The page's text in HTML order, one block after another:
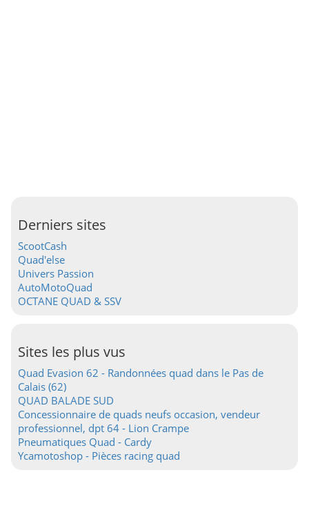
Derniers sites
ScootCash
Quad'else
Univers Passion
AutoMotoQuad
OCTANE QUAD & SSV
Sites les plus vus
Quad Evasion 62 - Randonnées quad dans le Pas de
Calais (62)
QUAD BALADE SUD
Concessionnaire de quads neufs occasion, vendeur
professionnel, dpt 64 - Lion Crampe
Pneumatiques Quad - Cardy
Ycamotoshop - Pièces racing quad